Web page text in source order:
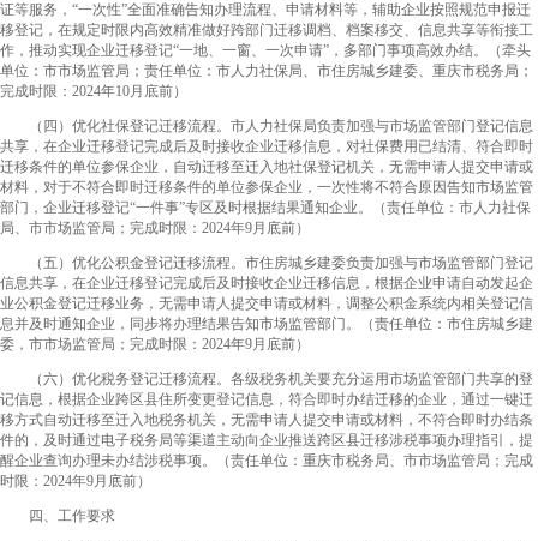
证等服务，“一次性”全面准确告知办理流程、申请材料等，辅助企业按照规范申报迁
移登记，在规定时限内高效精准做好跨部门迁移调档、档案移交、信息共享等衔接工
作，推动实现企业迁移登记“一地、一窗、一次申请”，多部门事项高效办结。
（牵头
单位：市市场监管局；责任单位：市人力社保局、市住房城乡建委、重庆市税务局；
完成时限： 2024年10月底前）
（四）优化社保登记迁移流程。 市人力社保局负责加强与市场监管部门登记信息
共享，在企业迁移登记完成后及时接收企业迁移信息，对社保费用已结清、符合即时
迁移条件的单位参保企业，自动迁移至迁入地社保登记机关，无需申请人提交申请或
材料，对于不符合即时迁移条件的单位参保企业，一次性将不符合原因告知市场监管
部门，企业迁移登记“一件事”专区及时根据结果通知企业。
（责任单位：市人力社保
局、市市场监管局；完成时限： 2024年9月底前）
（五）优化公积金登记迁移流程。 市住房城乡建委负责加强与市场监管部门登记
信息共享，在企业迁移登记完成后及时接收企业迁移信息，根据企业申请自动发起企
业公积金登记迁移业务，无需申请人提交申请或材料，调整公积金系统内相关登记信
息并及时通知企业，同步将办理结果告知市场监管部门。
（责任单位：市住房城乡建
委，市市场监管局；完成时限： 2024年9月底前）
（六）优化税务登记迁移流程。 各级税务机关要充分运用市场监管部门共享的登
记信息，根据企业跨区县住所变更登记信息，符合即时办结迁移的企业，通过一键迁
移方式自动迁移至迁入地税务机关，无需申请人提交申请或材料，不符合即时办结条
件的，及时通过电子税务局等渠道主动向企业推送跨区县迁移涉税事项办理指引，提
醒企业查询办理未办结涉税事项。
（责任单位：重庆市税务局、市市场监管局；完成
时限： 2024年9月底前）
四、工作要求